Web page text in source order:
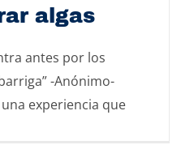
para preparar algas
algas
antes por los
-Anónimo-
experiencia que